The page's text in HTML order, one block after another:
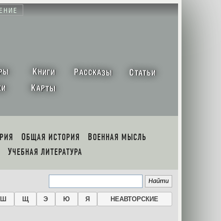
КНИГИ РАССКАЗЫ СТАТЬИ
КАРТЫ
ОБЩАЯ ИСТОРИЯ
ВОЕННАЯ МЫСЛЬ
УЧЕБНАЯ ЛИТЕРАТУРА
Ш Щ Э Ю Я НЕАВТОРСКИЕ